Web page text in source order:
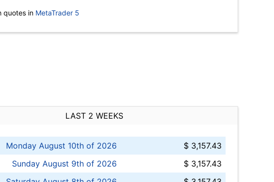
quotes in MetaTrader 5
LAST 2 WEEKS
Monday August 10th of 2026
$ 3,157.43
Sunday August 9th of 2026
$ 3,157.43